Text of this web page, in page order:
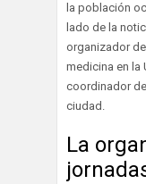
la población
lado de la
organizador
medicina en la
coordinador
ciudad.
La